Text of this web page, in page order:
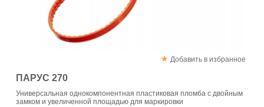
Добавить в избранное
ПАРУС 270
Универсальная однокомпонентная пластиковая пломба с двойным
замком и увеличенной площадью для маркировки